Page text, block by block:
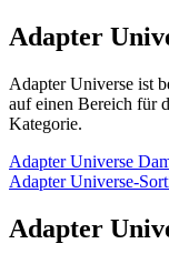
Adapter
Adapter Universe ist
auf einen Bereich für
Kategorie.
Adapter Universe
Adapter Universe-
Adapter